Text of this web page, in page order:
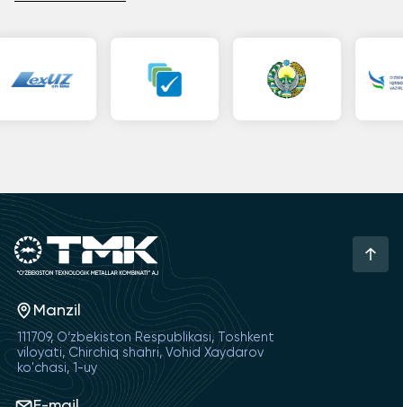
Manzil
111709, O‘zbekiston Respublikasi, Toshkent
viloyati, Chirchiq shahri, Vohid Xaydarov
ko'chasi, 1-uy